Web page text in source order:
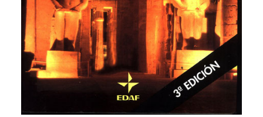
CONTACTO
LOGIN / REGISTER
CART